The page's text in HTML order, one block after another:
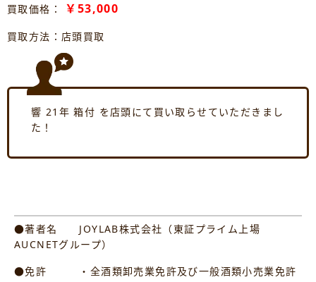
買取価格： ￥53,000
買取方法：店頭買取
響 21年 箱付 を店頭にて買い取らせていただきまし
た！
●著者名 JOYLAB株式会社（東証プライム上場
AUCNETグループ）
●免許 ・全酒類卸売業免許及び一般酒類小売業免許